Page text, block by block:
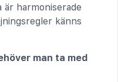
harmoniserade
känns
man ta med